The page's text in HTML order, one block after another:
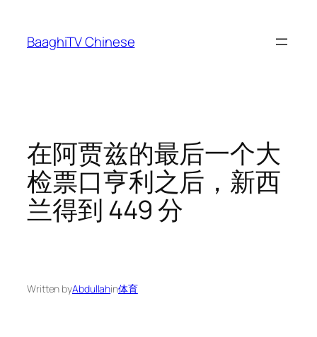
content
BaaghiTV Chinese
在阿贾兹的最后一个大
检票口亨利之后，新西
兰得到 449 分
Written byAbdullahin体育